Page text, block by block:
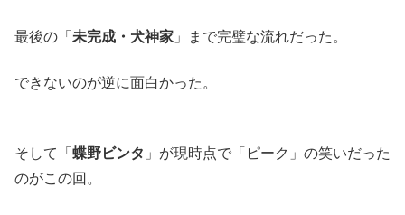
最後の「 未完成・犬神家 」まで完璧な流れだった。
できないのが逆に面白かった。
そして「 蝶野ビンタ 」が現時点で「ピーク」の笑いだった
のがこの回。